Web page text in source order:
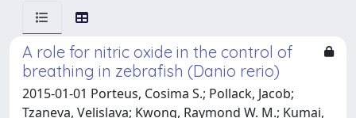
A role for nitric oxide in the control of
breathing in zebrafish (Danio rerio)
2015-01-01 Porteus, Cosima S.; Pollack, Jacob;
Tzaneva, Velislava; Kwong, Raymond W. M.; Kumai,